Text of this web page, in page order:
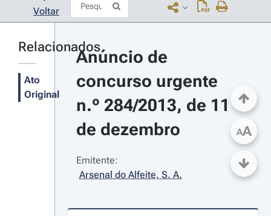
Voltar
Relacionados
Ato
Original
Anúncio de
concurso urgente
n.º 284/2013, de 11
de dezembro
Emitente:
Arsenal do Alfeite, S. A.
AA